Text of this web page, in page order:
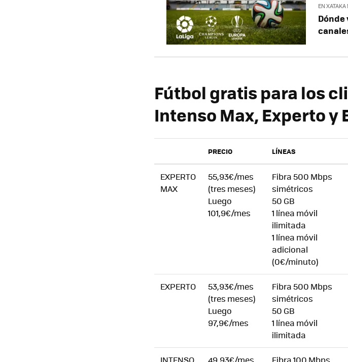
EN XATAKA
Fútbol gratis para los
Intenso Max, Experto y
PRECIO LÍNEAS
EXPERTO
MAX
55,93€/mes
(tres meses)
Luego
101,9€/mes
Fibra 500 Mbps
simétricos
50 GB
1 línea móvil
ilimitada
1 línea móvil
adicional
(0€/minuto)
EXPERTO
53,93€/mes
(tres meses)
Luego
97,9€/mes
Fibra 500 Mbps
simétricos
50 GB
1 línea móvil
ilimitada